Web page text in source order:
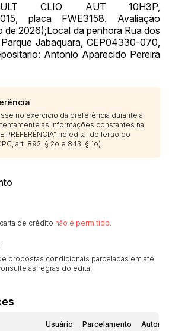
CLIO AUT 10H3P,
placa FWE3158. Avaliação
de 2026);Local da penhora Rua dos
Jabaquara, CEP04330-070,
Antonio Aparecido Pereira
no exercício da preferência durante a
as informações constantes na
PREFERÊNCIA” no edital do leilão do
art. 892, § 2o e 843, § 1o).
de crédito não é permitido
propostas condicionais parceladas em até
as regras do edital.
Usuário Parcelamento